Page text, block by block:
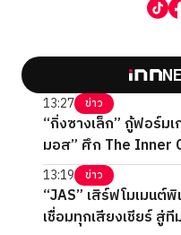
13:27 ข่าว
“กิ่งซางเล็ก” กู้ฟอร์ม
มอส” ศึก The Inner
13:19 ข่าว
“JAS” เสิร์ฟโมเมนต์
เชื่อมทุกเสียงเชียร์ สู่